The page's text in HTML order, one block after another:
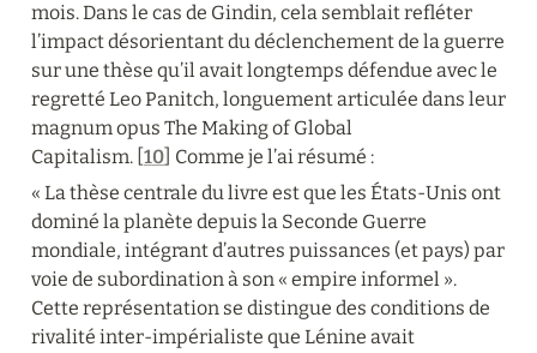
mois. Dans le cas de Gindin, cela semblait refléter
l’impact désorientant du déclenchement de la guerre
sur une thèse qu’il avait longtemps défendue avec le
regretté Leo Panitch, longuement articulée dans leur
magnum opus The Making of Global
Capitalism. [10] Comme je l’ai résumé :
« La thèse centrale du livre est que les États-Unis ont
dominé la planète depuis la Seconde Guerre
mondiale, intégrant d’autres puissances (et pays) par
voie de subordination à son « empire informel ».
Cette représentation se distingue des conditions de
rivalité inter-impérialiste que Lénine avait